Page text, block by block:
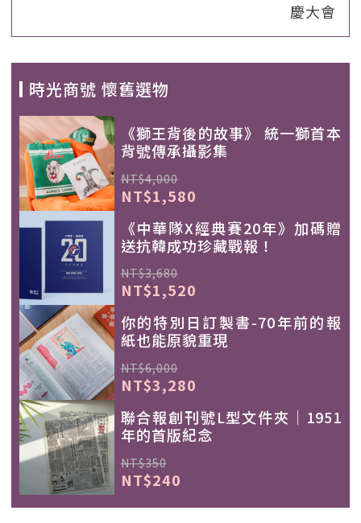
慶大會
時光商號 懷舊選物
《獅王背後的故事》 統一獅首本
背號傳承攝影集
NT$4,000
NT$1,580
《中華隊X經典賽20年》加碼贈
送抗韓成功珍藏戰報！
NT$3,680
NT$1,520
你的特別日訂製書-70年前的報
紙也能原貌重現
NT$6,000
NT$3,280
聯合報創刊號L型文件夾｜1951
年的首版紀念
NT$350
NT$240